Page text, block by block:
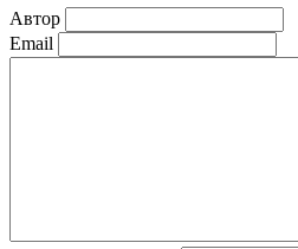
Автор
Email